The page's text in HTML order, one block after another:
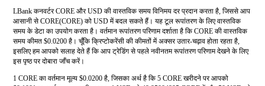
LBank कनवर्टर CORE और USD की वास्तविक समय विनिमय दर प्रदान करता है, जिससे आप
आसानी से CORE(CORE) को USD में बदल सकते हैं। यह टूल रूपांतरण के लिए वास्तविक
समय के डेटा का उपयोग करता है। वर्तमान रूपांतरण परिणाम दर्शाता है कि CORE की वास्तविक
समय कीमत $0.0200 है। चूँकि क्रिप्टोकरेंसी की कीमतों में अक्सर उतार-चढ़ाव होता रहता है,
इसलिए हम आपको सलाह देते हैं कि आप ट्रेडिंग से पहले नवीनतम रूपांतरण परिणाम देखने के लिए
इस पृष्ठ पर दोबारा जाँच करें।
1 CORE का वर्तमान मूल्य $0.0200 है, जिसका अर्थ है कि 5 CORE खरीदने पर आपको